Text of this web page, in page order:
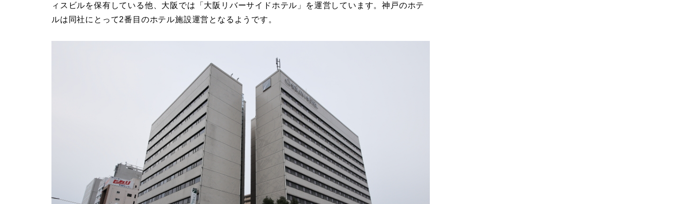
ィスビルを保有している他、大阪では「大阪リバーサイドホテル」を運営しています。神戸のホテ
ルは同社にとって2番目のホテル施設運営となるようです。